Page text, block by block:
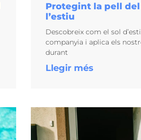
Protegint la pell
l’estiu
Descobreix com el sol
companyia i aplica els
durant
Llegir més